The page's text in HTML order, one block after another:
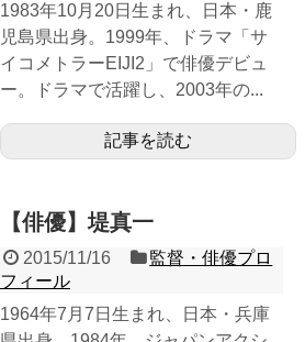
1983年10月20日生まれ、日本・鹿
児島県出身。1999年、ドラマ「サ
イコメトラーEIJI2」で俳優デビュ
ー。ドラマで活躍し、2003年の...
記事を読む
【俳優】堤真一
2015/11/16
監督・俳優プロ
フィール
1964年7月7日生まれ、日本・兵庫